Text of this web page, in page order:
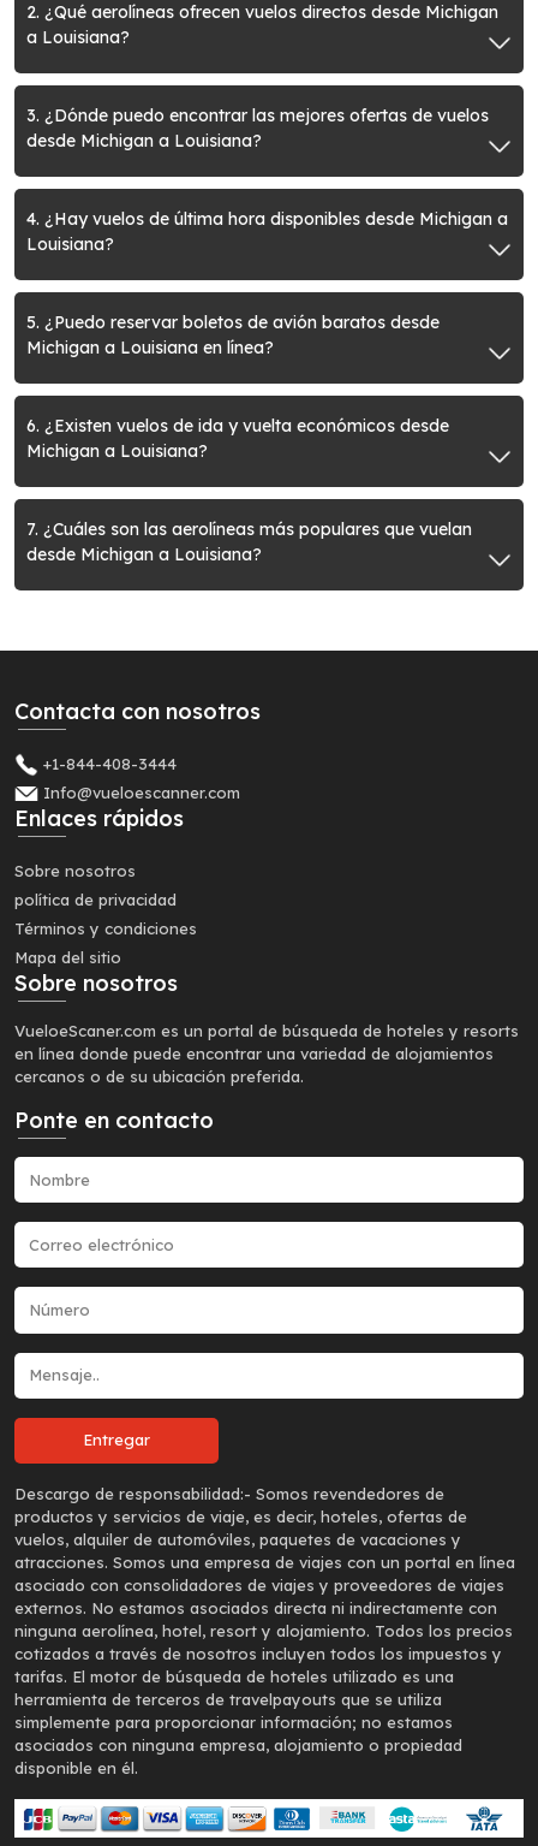
2. ¿Qué aerolíneas ofrecen vuelos directos desde Michigan
a Louisiana?
3. ¿Dónde puedo encontrar las mejores ofertas de vuelos
desde Michigan a Louisiana?
4. ¿Hay vuelos de última hora disponibles desde Michigan a
Louisiana?
5. ¿Puedo reservar boletos de avión baratos desde
Michigan a Louisiana en línea?
6. ¿Existen vuelos de ida y vuelta económicos desde
Michigan a Louisiana?
7. ¿Cuáles son las aerolíneas más populares que vuelan
desde Michigan a Louisiana?
Contacta con nosotros
+1-844-408-3444
Info@vueloescanner.com
Enlaces rápidos
Sobre nosotros
política de privacidad
Términos y condiciones
Mapa del sitio
Sobre nosotros
VueloeScaner.com es un portal de búsqueda de hoteles y resorts
en línea donde puede encontrar una variedad de alojamientos
cercanos o de su ubicación preferida.
Ponte en contacto
Descargo de responsabilidad:- Somos revendedores de
productos y servicios de viaje, es decir, hoteles, ofertas de
vuelos, alquiler de automóviles, paquetes de vacaciones y
atracciones. Somos una empresa de viajes con un portal en línea
asociado con consolidadores de viajes y proveedores de viajes
externos. No estamos asociados directa ni indirectamente con
ninguna aerolínea, hotel, resort y alojamiento. Todos los precios
cotizados a través de nosotros incluyen todos los impuestos y
tarifas. El motor de búsqueda de hoteles utilizado es una
herramienta de terceros de travelpayouts que se utiliza
simplemente para proporcionar información; no estamos
asociados con ninguna empresa, alojamiento o propiedad
disponible en él.